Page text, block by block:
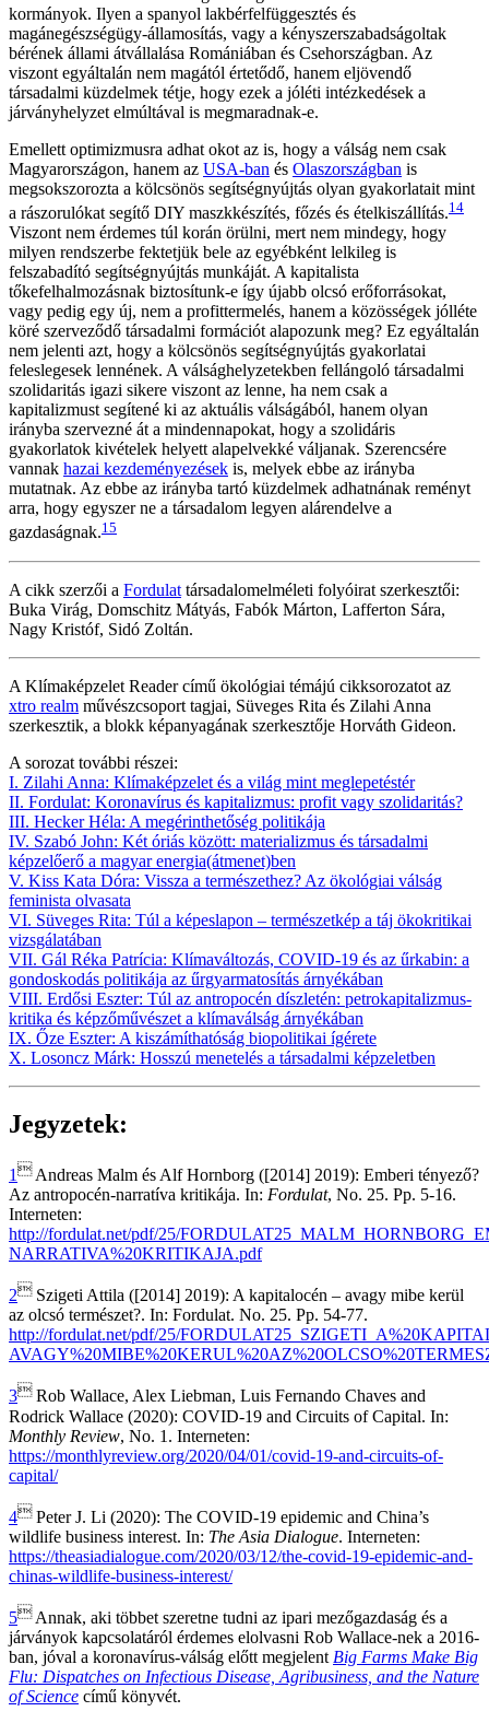
kormányok. Ilyen a spanyol lakbérfelfüggesztés és
magánegészségügy-államosítás, vagy a kényszerszabadságoltak
bérének állami átvállalása Romániában és Csehországban. Az
viszont egyáltalán nem magától értetődő, hanem eljövendő
társadalmi küzdelmek tétje, hogy ezek a jóléti intézkedések a
járványhelyzet elmúltával is megmaradnak-e.
Emellett optimizmusra adhat okot az is, hogy a válság nem csak
Magyarországon, hanem az USA-ban és Olaszországban is
megsokszorozta a kölcsönös segítségnyújtás olyan gyakorlatait mint
a rászorulókat segítő DIY maszkkészítés, főzés és ételkiszállítás.14
Viszont nem érdemes túl korán örülni, mert nem mindegy, hogy
milyen rendszerbe fektetjük bele az egyébként lelkileg is
felszabadító segítségnyújtás munkáját. A kapitalista
tőkefelhalmozásnak biztosítunk-e így újabb olcsó erőforrásokat,
vagy pedig egy új, nem a profittermelés, hanem a közösségek jólléte
köré szerveződő társadalmi formációt alapozunk meg? Ez egyáltalán
nem jelenti azt, hogy a kölcsönös segítségnyújtás gyakorlatai
feleslegesek lennének. A válsághelyzetekben fellángoló társadalmi
szolidaritás igazi sikere viszont az lenne, ha nem csak a
kapitalizmust segítené ki az aktuális válságából, hanem olyan
irányba szervezné át a mindennapokat, hogy a szolidáris
gyakorlatok kivételek helyett alapelvekké váljanak. Szerencsére
vannak hazai kezdeményezések is, melyek ebbe az irányba
mutatnak. Az ebbe az irányba tartó küzdelmek adhatnának reményt
arra, hogy egyszer ne a társadalom legyen alárendelve a
gazdaságnak.15
A cikk szerzői a Fordulat társadalomelméleti folyóirat szerkesztői:
Buka Virág, Domschitz Mátyás, Fabók Márton, Lafferton Sára,
Nagy Kristóf, Sidó Zoltán.
A Klímaképzelet Reader című ökológiai témájú cikksorozatot az
xtro realm művészcsoport tagjai, Süveges Rita és Zilahi Anna
szerkesztik, a blokk képanyagának szerkesztője Horváth Gideon.
A sorozat további részei:
I. Zilahi Anna: Klímaképzelet és a világ mint meglepetéstér
II. Fordulat: Koronavírus és kapitalizmus: profit vagy szolidaritás?
III. Hecker Héla: A megérinthetőség politikája
IV. Szabó John: Két óriás között: materializmus és társadalmi
képzelőerő a magyar energia(átmenet)ben
V. Kiss Kata Dóra: Vissza a természethez? Az ökológiai válság
feminista olvasata
VI. Süveges Rita: Túl a képeslapon – természetkép a táj ökokritikai
vizsgálatában
VII. Gál Réka Patrícia: Klímaváltozás, COVID-19 és az űrkabin: a
gondoskodás politikája az űrgyarmatosítás árnyékában
VIII. Erdősi Eszter: Túl az antropocén díszletén: petrokapitalizmus-
kritika és képzőművészet a klímaválság árnyékában
IX. Őze Eszter: A kiszámíthatóság biopolitikai ígérete
X. Losoncz Márk: Hosszú menetelés a társadalmi képzeletben
Jegyzetek:
1 Andreas Malm és Alf Hornborg ([2014] 2019): Emberi tényező?
Az antropocén-narratíva kritikája. In: Fordulat, No. 25. Pp. 5-16.
Interneten:
http://fordulat.net/pdf/25/
NARRATIVA%20KRITIKAJA.pdf
2Szigeti Attila ([2014] 2019): A kapitalocén – avagy mibe kerül
az olcsó természet?. In: Fordulat. No. 25. Pp. 54-77.
http://fordulat.net/pdf/25/
3Rob Wallace, Alex Liebman, Luis Fernando Chaves and
Rodrick Wallace (2020): COVID-19 and Circuits of Capital. In:
Monthly Review, No. 1. Interneten:
https://monthlyreview.org/2020/04/01/covid-19-and-circuits-of-
capital/
4Peter J. Li (2020): The COVID-19 epidemic and China’s
wildlife business interest. In: The Asia Dialogue. Interneten:
https://theasiadialogue.com/2020/03/12/the-covid-19-epidemic-and-
chinas-wildlife-business-interest/
5Annak, aki többet szeretne tudni az ipari mezőgazdaság és a
járványok kapcsolatáról érdemes elolvasni Rob Wallace-nek a 2016-
ban, jóval a koronavírus-válság előtt megjelent Big Farms Make Big
Flu: Dispatches on Infectious Disease, Agribusiness, and the Nature
of Science című könyvét.